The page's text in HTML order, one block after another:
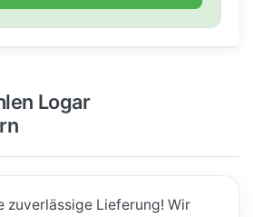
Logar
zuverlässige Lieferung! Wir